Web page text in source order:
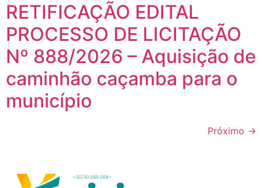
RETIFICAÇÃO EDITAL
PROCESSO DE LICITAÇÃO
Nº 888/2026 – Aquisição de
caminhão caçamba para o
município
Próximo →